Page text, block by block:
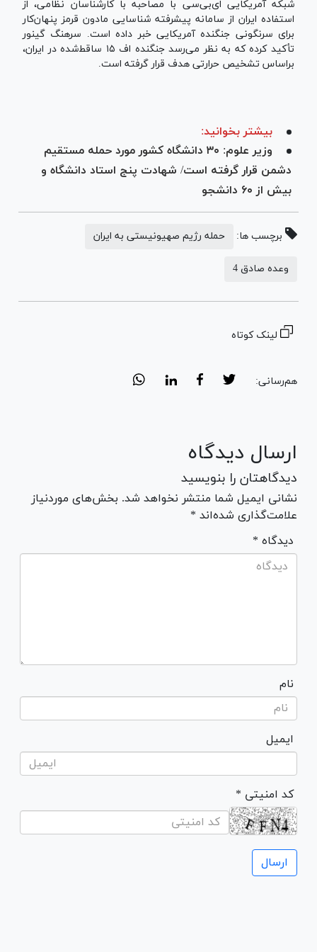
شبکه آمریکایی ای‌بی‌سی با مصاحبه با کارشناسان نظامی، از
استفاده ایران از سامانه پیشرفته شناسایی مادون قرمز پنهان‌کار
برای سرنگونی جنگنده آمریکایی خبر داده است. سرهنگ گینور
تأکید کرده که به نظر می‌رسد جنگنده اف ۱۵ ساقط‌شده در ایران،
براساس تشخیص حرارتی هدف قرار گرفته است.
بیشتر بخوانید:
وزیر علوم: ۳۰ دانشگاه کشور مورد حمله مستقیم
دشمن قرار گرفته است/ شهادت پنج استاد دانشگاه و
بیش از ۶۰ دانشجو
برچسب ها: حمله رژیم صهیونیستی به ایران
وعده صادق 4
لینک کوتاه
هم‌رسانی:
ارسال دیدگاه
دیدگاهتان را بنویسید
نشانی ایمیل شما منتشر نخواهد شد. بخش‌های موردنیاز
علامت‌گذاری شده‌اند *
* دیدگاه
نام
ایمیل
* کد امنیتی